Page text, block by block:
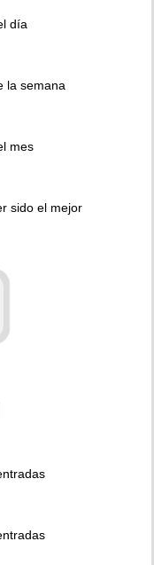
día
la semana
mes
sido el mejor